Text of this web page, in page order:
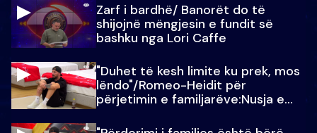
Zarf i bardhë/ Banorët do të
shijojnë mëngjesin e fundit së
bashku nga Lori Caffe
"Duhet të kesh limite ku prek, mos
lëndo"/Romeo-Heidit për
përjetimin e familjarëve:Nusja e